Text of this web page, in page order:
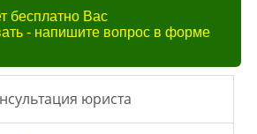
бесплатно Вас
- напишите вопрос в форме